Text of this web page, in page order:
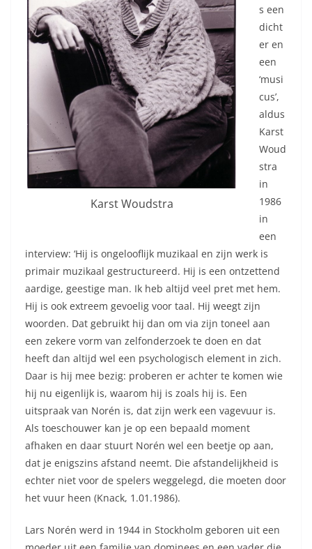
Karst Woudstra
s een
dicht
er en
een
‘musi
cus’,
aldus
Karst
Woud
stra
in
1986
in
een
interview: ‘Hij is ongelooflijk muzikaal en zijn werk is
primair muzikaal gestructureerd. Hij is een ontzettend
aardige, geestige man. Ik heb altijd veel pret met hem.
Hij is ook extreem gevoelig voor taal. Hij weegt zijn
woorden. Dat gebruikt hij dan om via zijn toneel aan
een zekere vorm van zelfonderzoek te doen en dat
heeft dan altijd wel een psychologisch element in zich.
Daar is hij mee bezig: proberen er achter te komen wie
hij nu eigenlijk is, waarom hij is zoals hij is. Een
uitspraak van Norén is, dat zijn werk een vagevuur is.
Als toeschouwer kan je op een bepaald moment
afhaken en daar stuurt Norén wel een beetje op aan,
dat je enigszins afstand neemt. Die afstandelijkheid is
echter niet voor de spelers weggelegd, die moeten door
het vuur heen (Knack, 1.01.1986).
Lars Norén werd in 1944 in Stockholm geboren uit een